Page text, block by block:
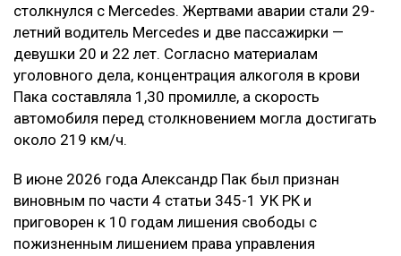
столкнулся с Mercedes. Жертвами аварии стали 29-
летний водитель Mercedes и две пассажирки —
девушки 20 и 22 лет. Согласно материалам
уголовного дела, концентрация алкоголя в крови
Пака составляла 1,30 промилле, а скорость
автомобиля перед столкновением могла достигать
около 219 км/ч.
В июне 2026 года Александр Пак был признан
виновным по части 4 статьи 345-1 УК РК и
приговорен к 10 годам лишения свободы с
пожизненным лишением права управления